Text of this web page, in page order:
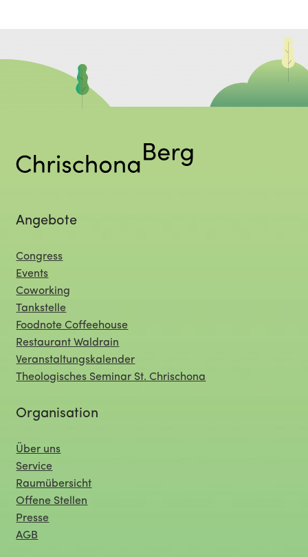
Angebote
Congress
Events
Coworking
Tankstelle
Foodnote Coffeehouse
Restaurant Waldrain
Veranstaltungskalender
Theologisches Seminar St. Chrischona
Organisation
Über uns
Service
Raumübersicht
Offene Stellen
Presse
AGB